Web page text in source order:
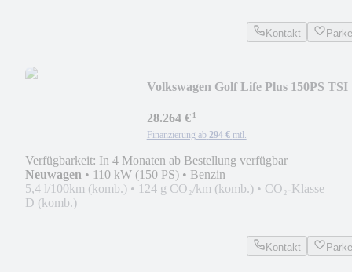
Kontakt
Volkswagen Golf Life Plus 150PS TSI
28.264 €¹
Finanzierung ab 294 € mtl.
Verfügbarkeit: In 4 Monaten ab Bestellung verfügbar
Neuwagen • 110 kW (150 PS) • Benzin
5,4 l/100km (komb.) • 124 g CO₂/km (komb.) • CO₂-Klasse
D (komb.)
Kontakt